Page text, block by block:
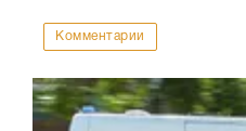
Комментарии